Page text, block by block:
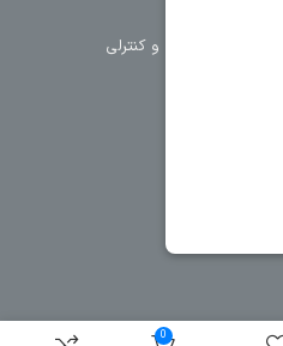
تجهیزات حفاظتی و کنترلی
0